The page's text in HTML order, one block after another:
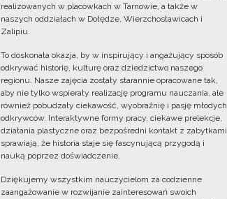
realizowanych w placówkach w Tarnowie, a także w
naszych oddziałach w Dołędze, Wierzchosławicach i
Zalipiu.
To doskonała okazja, by w inspirujący i angażujący sposób
odkrywać historię, kulturę oraz dziedzictwo naszego
regionu. Nasze zajęcia zostały starannie opracowane tak,
aby nie tylko wspierały realizację programu nauczania, ale
również pobudzały ciekawość, wyobraźnię i pasję młodych
odkrywców. Interaktywne formy pracy, ciekawe prelekcje,
działania plastyczne oraz bezpośredni kontakt z zabytkami
sprawiają, że historia staje się fascynującą przygodą i
nauką poprzez doświadczenie.
Dziękujemy wszystkim nauczycielom za codzienne
zaangażowanie w rozwijanie zainteresowań swoich